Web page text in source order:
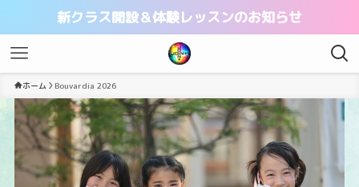
新クラス開設＆体験レッスンのお知らせ
ホーム Bouvardia 2026